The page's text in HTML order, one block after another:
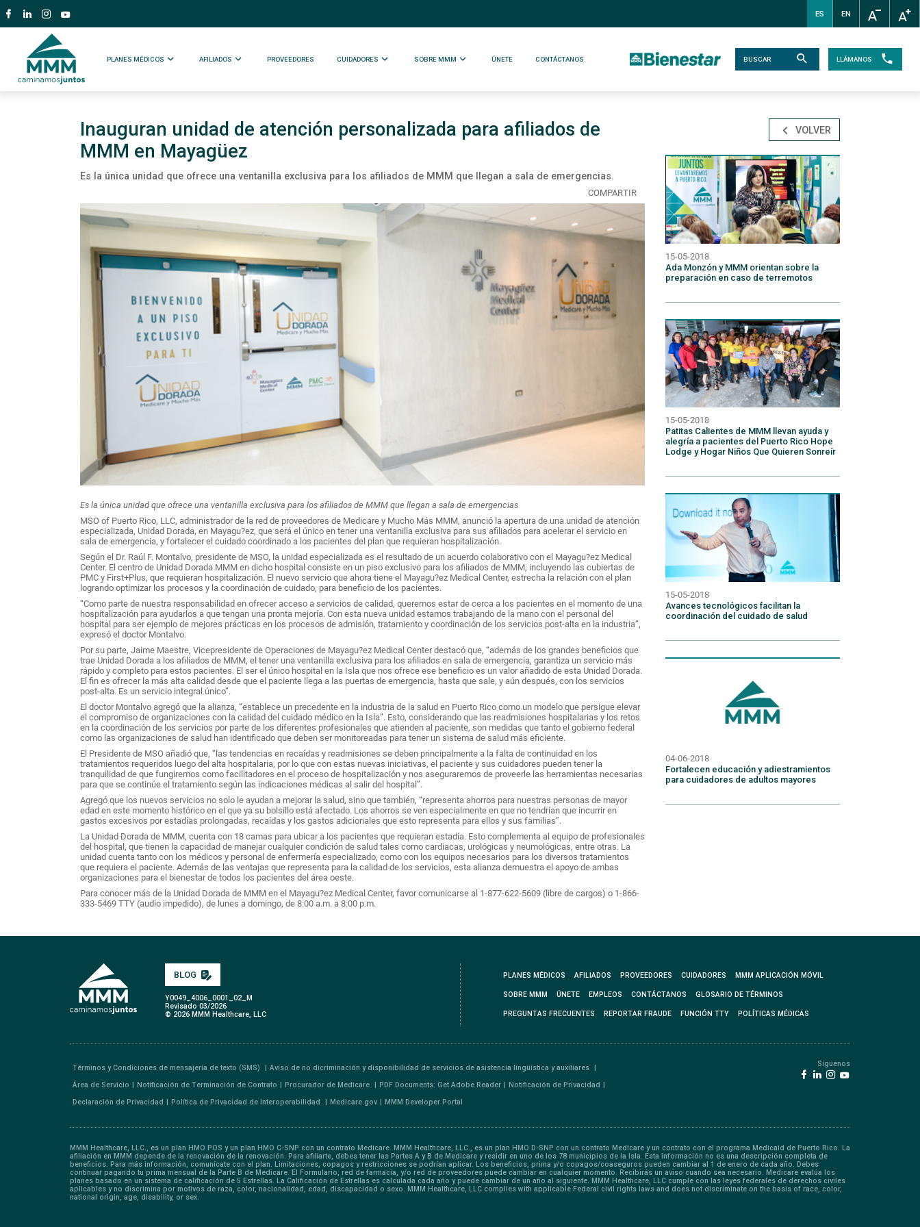
ES EN
PLANES MÉDICOS AFILIADOS PROVEEDORES CUIDADORES SOBRE MMM ÚNETE CONTÁCTANOS LLÁMANOS
Inauguran unidad de atención personalizada para afiliados de
MMM en Mayagüez
Es la única unidad que ofrece una ventanilla exclusiva para los afiliados de MMM que llegan a sala de emergencias.
COMPARTIR
Es la única unidad que ofrece una ventanilla exclusiva para los afiliados de MMM que llegan a sala de emergencias
MSO of Puerto Rico, LLC, administrador de la red de proveedores de Medicare y Mucho Más MMM, anunció la apertura de una unidad de atención
especializada, Unidad Dorada, en Mayagu?ez, que será el único en tener una ventanilla exclusiva para sus afiliados para acelerar el servicio en
sala de emergencia, y fortalecer el cuidado coordinado a los pacientes del plan que requieran hospitalización.
Según el Dr. Raúl F. Montalvo, presidente de MSO, la unidad especializada es el resultado de un acuerdo colaborativo con el Mayagu?ez Medical
Center. El centro de Unidad Dorada MMM en dicho hospital consiste en un piso exclusivo para los afiliados de MMM, incluyendo las cubiertas de
PMC y First+Plus, que requieran hospitalización. El nuevo servicio que ahora tiene el Mayagu?ez Medical Center, estrecha la relación con el plan
logrando optimizar los procesos y la coordinación de cuidado, para beneficio de los pacientes.
“Como parte de nuestra responsabilidad en ofrecer acceso a servicios de calidad, queremos estar de cerca a los pacientes en el momento de una
hospitalización para ayudarlos a que tengan una pronta mejoría. Con esta nueva unidad estamos trabajando de la mano con el personal del
hospital para ser ejemplo de mejores prácticas en los procesos de admisión, tratamiento y coordinación de los servicios post-alta en la industria”,
expresó el doctor Montalvo.
Por su parte, Jaime Maestre, Vicepresidente de Operaciones de Mayagu?ez Medical Center destacó que, “además de los grandes beneficios que
trae Unidad Dorada a los afiliados de MMM, el tener una ventanilla exclusiva para los afiliados en sala de emergencia, garantiza un servicio más
rápido y completo para estos pacientes. El ser el único hospital en la Isla que nos ofrece ese beneficio es un valor añadido de esta Unidad Dorada.
El fin es ofrecer la más alta calidad desde que el paciente llega a las puertas de emergencia, hasta que sale, y aún después, con los servicios
post-alta. Es un servicio integral único”.
El doctor Montalvo agregó que la alianza, “establece un precedente en la industria de la salud en Puerto Rico como un modelo que persigue elevar
el compromiso de organizaciones con la calidad del cuidado médico en la Isla”. Esto, considerando que las readmisiones hospitalarias y los retos
en la coordinación de los servicios por parte de los diferentes profesionales que atienden al paciente, son medidas que tanto el gobierno federal
como las organizaciones de salud han identificado que deben ser monitoreadas para tener un sistema de salud más eficiente.
El Presidente de MSO añadió que, “las tendencias en recaídas y readmisiones se deben principalmente a la falta de continuidad en los
tratamientos requeridos luego del alta hospitalaria, por lo que con estas nuevas iniciativas, el paciente y sus cuidadores pueden tener la
tranquilidad de que fungiremos como facilitadores en el proceso de hospitalización y nos aseguraremos de proveerle las herramientas necesarias
para que se continúe el tratamiento según las indicaciones médicas al salir del hospital”.
Agregó que los nuevos servicios no solo le ayudan a mejorar la salud, sino que también, “representa ahorros para nuestras personas de mayor
edad en este momento histórico en el que ya su bolsillo está afectado. Los ahorros se ven especialmente en que no tendrían que incurrir en
gastos excesivos por estadías prolongadas, recaídas y los gastos adicionales que esto representa para ellos y sus familias”.
La Unidad Dorada de MMM, cuenta con 18 camas para ubicar a los pacientes que requieran estadía. Esto complementa al equipo de profesionales
del hospital, que tienen la capacidad de manejar cualquier condición de salud tales como cardiacas, urológicas y neumológicas, entre otras. La
unidad cuenta tanto con los médicos y personal de enfermería especializado, como con los equipos necesarios para los diversos tratamientos
que requiera el paciente. Además de las ventajas que representa para la calidad de los servicios, esta alianza demuestra el apoyo de ambas
organizaciones para el bienestar de todos los pacientes del área oeste.
Para conocer más de la Unidad Dorada de MMM en el Mayagu?ez Medical Center, favor comunicarse al 1-877-622-5609 (libre de cargos) o 1-866-
333-5469 TTY (audio impedido), de lunes a domingo, de 8:00 a.m. a 8:00 p.m.
VOLVER
15-05-2018
Ada Monzón y MMM orientan sobre la
preparación en caso de terremotos
15-05-2018
Patitas Calientes de MMM llevan ayuda y
alegría a pacientes del Puerto Rico Hope
Lodge y Hogar Niños Que Quieren Sonreír
15-05-2018
Avances tecnológicos facilitan la
coordinación del cuidado de salud
04-06-2018
Fortalecen educación y adiestramientos
para cuidadores de adultos mayores
BLOG
Y0049_4006_0001_02_M
Revisado 03/2026
© 2026 MMM Healthcare, LLC
PLANES MÉDICOS AFILIADOS PROVEEDORES CUIDADORES MMM APLICACIÓN MÓVIL
SOBRE MMM ÚNETE EMPLEOS CONTÁCTANOS GLOSARIO DE TÉRMINOS
PREGUNTAS FRECUENTES REPORTAR FRAUDE FUNCIÓN TTY POLÍTICAS MÉDICAS
Términos y Condiciones de mensajería de texto (SMS)
Aviso de no dicriminación y disponibilidad de servicios de asistencia lingüística y auxiliares
Área de Servicio
Notificación de Terminación de Contrato Procurador de Medicare PDF Documents: Get Adobe Reader
Notificación de Privacidad
Declaración de Privacidad
Política de Privacidad de Interoperabilidad Medicare.gov MMM Developer Portal
Síguenos
MMM Healthcare, LLC., es un plan HMO POS y un plan HMO C-SNP con un contrato Medicare. MMM Healthcare, LLC., es un plan HMO D-SNP con un contrato Medicare y un contrato con el programa Medicaid de Puerto Rico. La
afiliación en MMM depende de la renovación de la renovación. Para afiliarte, debes tener las Partes A y B de Medicare y residir en uno de los 78 municipios de la Isla. Esta información no es una descripción completa de
beneficios. Para más información, comunícate con el plan. Limitaciones, copagos y restricciones se podrían aplicar. Los beneficios, prima y/o copagos/coaseguros pueden cambiar al 1 de enero de cada año. Debes
continuar pagando tu prima mensual de la Parte B de Medicare. El Formulario, red de farmacia, y/o red de proveedores puede cambiar en cualquier momento. Recibirás un aviso cuando sea necesario. Medicare evalúa los
planes basado en un sistema de calificación de 5 Estrellas. La Calificación de Estrellas es calculada cada año y puede cambiar de un año al siguiente. MMM Healthcare, LLC cumple con las leyes federales de derechos civiles
aplicables y no discrimina por motivos de raza, color, nacionalidad, edad, discapacidad o sexo. MMM Healthcare, LLC complies with applicable Federal civil rights laws and does not discriminate on the basis of race, color,
national origin, age, disability, or sex.